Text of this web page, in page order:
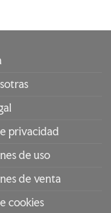
privacidad
de uso
de venta
cookies